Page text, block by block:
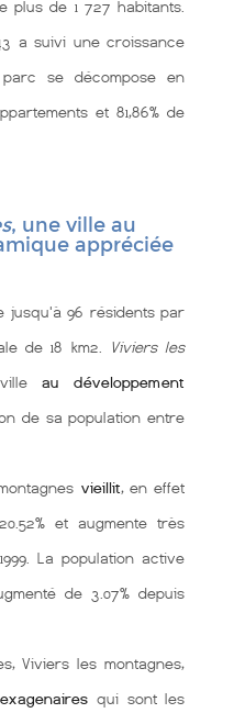
plus de 1 727 habitants.
a suivi une croissance
parc se décompose en
et 81,86% de
, une ville au
appréciée
jusqu'à 96 résidents par
de 18 km2.
Viviers les
au développement
de sa population entre
vieillit, en effet
et augmente très
La population active
de 3.07% depuis
Viviers les montagnes,
qui sont les